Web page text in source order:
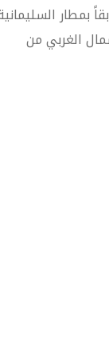
بمطار
إلى الشمال الغربي من